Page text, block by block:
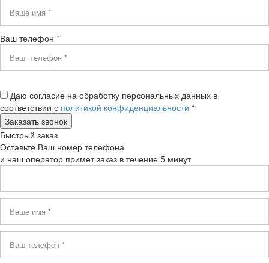
Ваш телефон *
Даю согласие на обработку персональных данных в
соответствии с политикой конфиденциальности *
Быстрый заказ
Оставьте Ваш номер телефона
и наш оператор примет заказ в течение 5 минут